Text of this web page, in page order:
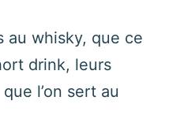
au whisky, que ce
drink, leurs
l’on sert au